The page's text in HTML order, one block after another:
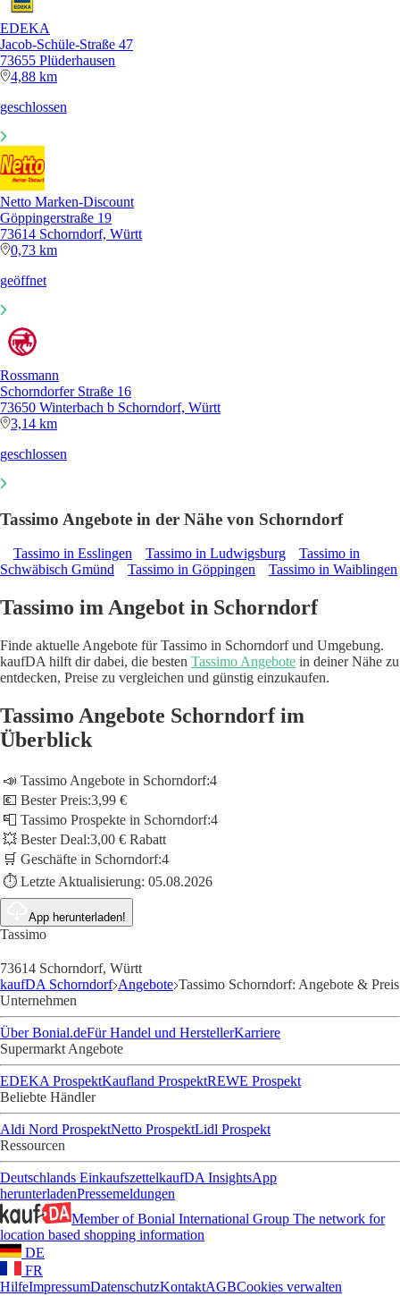
EDEKA
Jacob-Schüle-Straße 47
73655 Plüderhausen
4,88 km
geschlossen
Netto Marken-Discount
Göppingerstraße 19
73614 Schorndorf, Württ
0,73 km
geöffnet
Rossmann
Schorndorfer Straße 16
73650 Winterbach b Schorndorf, Württ
3,14 km
geschlossen
Tassimo Angebote in der Nähe von Schorndorf
Tassimo in Esslingen Tassimo in Ludwigsburg
Tassimo in
Schwäbisch Gmünd
Tassimo in Göppingen Tassimo in Waiblingen
Tassimo im Angebot in Schorndorf
Finde aktuelle Angebote für Tassimo in Schorndorf und Umgebung.
kaufDA hilft dir dabei, die besten Tassimo Angebote in deiner Nähe zu
entdecken, Preise zu vergleichen und günstig einzukaufen.
Tassimo Angebote Schorndorf im
Überblick
📣 Tassimo Angebote in Schorndorf:4
💶 Bester Preis:3,99 €
📮 Tassimo Prospekte in Schorndorf:4
💥 Bester Deal:3,00 € Rabatt
🛒 Geschäfte in Schorndorf:4
⏱️ Letzte Aktualisierung: 05.08.2026
App herunterladen!
Tassimo
73614 Schorndorf, Württ
kaufDA Schorndorf Angebote Tassimo Schorndorf: Angebote & Preis
Unternehmen
Über Bonial.deFür Handel und HerstellerKarriere
Supermarkt Angebote
EDEKA ProspektKaufland ProspektREWE Prospekt
Beliebte Händler
Aldi Nord ProspektNetto ProspektLidl Prospekt
Ressourcen
Deutschlands EinkaufszettelkaufDA InsightsApp
herunterladenPressemeldungen
Member of Bonial International Group The network for
location based shopping information
DE
FR
HilfeImpressumDatenschutzKontaktAGBCookies verwalten